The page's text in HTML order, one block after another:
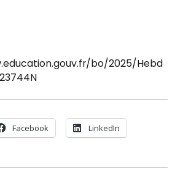
bo/2025/Hebd
Facebook LinkedIn